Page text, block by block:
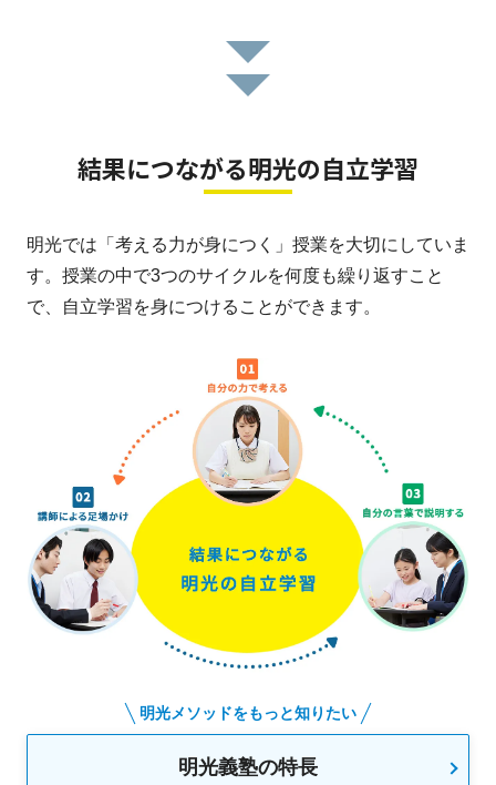
結果につながる明光の自立学習
明光では「考える力が身につく」授業を大切にしていま
す。授業の中で3つのサイクルを何度も繰り返すこと
で、自立学習を身につけることができます。
明光メソッドをもっと知りたい
明光義塾の特長